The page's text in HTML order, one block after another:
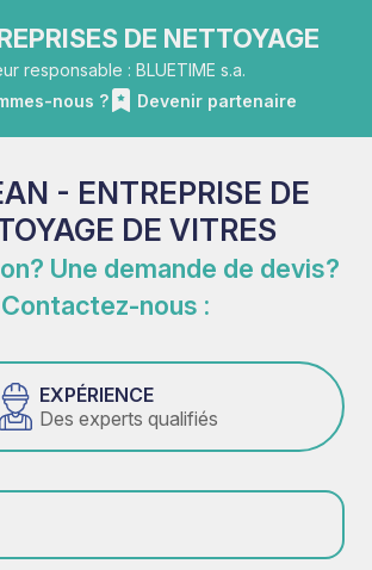
DE NETTOYAGE
responsable : BLUETIME s.a.
nous ?
Devenir partenaire
- ENTREPRISE DE
DE VITRES
Une demande de devis?
Contactez-nous :
EXPÉRIENCE
Des experts qualifiés